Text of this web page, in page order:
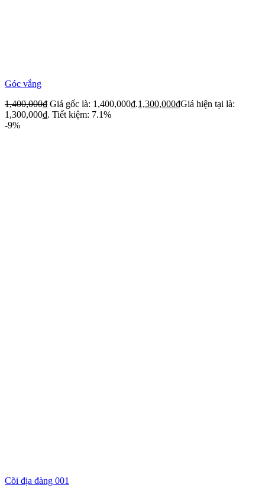
Góc vắng
1,400,000₫ Giá gốc là: 1,400,000₫.1,300,000₫Giá hiện tại là:
1,300,000₫. Tiết kiệm: 7.1%
-9%
Cõi địa đàng 001